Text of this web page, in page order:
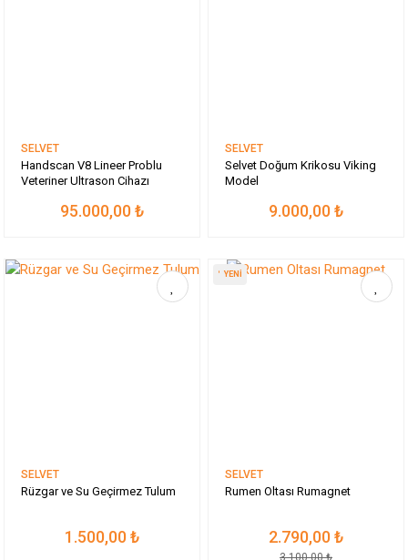
SELVET
Handscan V8 Lineer Problu
Veteriner Ultrason Cihazı
95.000,00 ₺
SELVET
Selvet Doğum Krikosu Viking
Model
9.000,00 ₺
SELVET
Rüzgar ve Su Geçirmez Tulum
1.500,00 ₺
%10YENİ
SELVET
Rumen Oltası Rumagnet
2.790,00 ₺
3.100,00 ₺